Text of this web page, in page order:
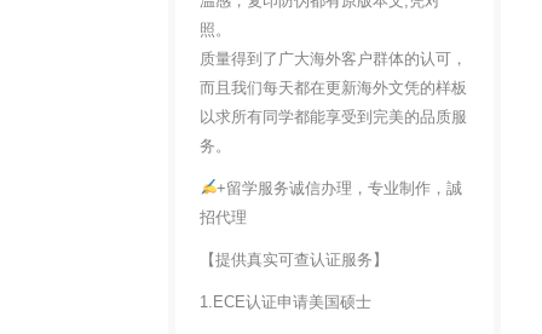
照。
质量得到了广大海外客户群体的认可，
而且我们每天都在更新海外文凭的样板
以求所有同学都能享受到完美的品质服
务。
+留学服务诚信办理，专业制作，誠
招代理
【提供真实可查认证服务】
1.ECE认证申请美国硕士